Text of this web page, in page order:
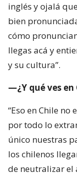
inglés y ojalá
bien
cómo
llegas acá y
y su cultura”.
—¿Y qué ves en
“Eso en Chile
por todo lo
único nuestras
los chilenos
de neutralizar el